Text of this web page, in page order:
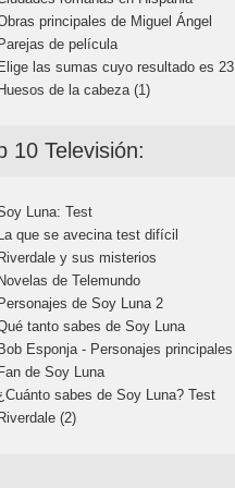
principales de Miguel Ángel
de película
las sumas cuyo resultado es 23
de la cabeza (1)
10 Televisión:
Luna: Test
que se avecina test difícil
y sus misterios
de Telemundo
de Soy Luna 2
tanto sabes de Soy Luna
Esponja - Personajes principales
de Soy Luna
sabes de Soy Luna? Test
(2)